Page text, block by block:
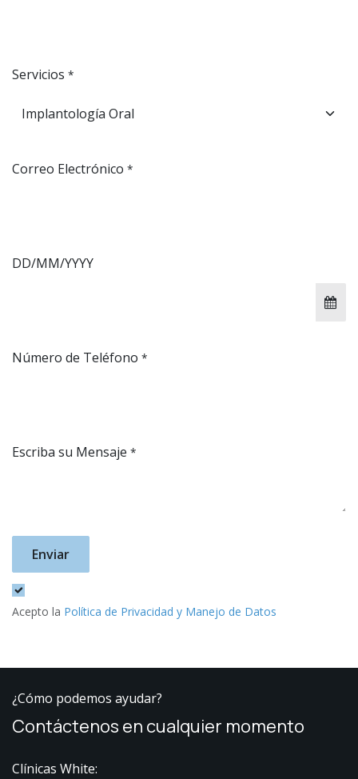
Servicios *
Correo Electrónico *
DD/MM/YYYY
Número de Teléfono *
Escriba su Mensaje *
Enviar
Acepto la Política de Privacidad y Manejo de Datos
¿Cómo podemos ayudar?
Contáctenos en cualquier momento
Clínicas White: